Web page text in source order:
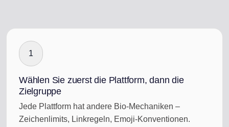
1
Wählen Sie zuerst die Plattform, dann die
Zielgruppe
Jede Plattform hat andere Bio-Mechaniken –
Zeichenlimits, Linkregeln, Emoji-Konventionen.